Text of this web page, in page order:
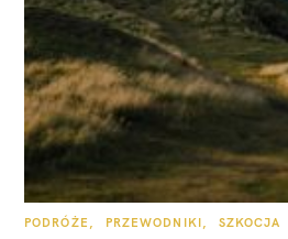
K
PODRÓŻE PRZEWODNIKI SZKOCJA